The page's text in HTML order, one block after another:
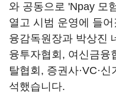
와 공동으로 'Npay 모
열고 시범 운영에 들
융감독원장과 박상진
융투자협회, 여신금융
탈협회, 증권사·VC·
석했습니다.